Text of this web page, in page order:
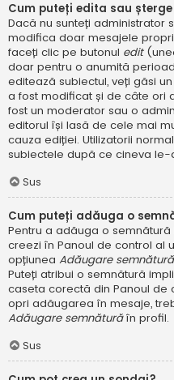
Cum puteți edita sau
Dacă nu sunteți administrator
modifica doar mesajele
faceți clic pe butonul edit
doar pentru o anumită
editează subiectul, veți găsi
a fost modificat și de câte ori
fost un moderator sau o
editorul își lasă de cele mai
cauza ediției. Utilizatorii
subiectele după ce cineva le-
Sus
Cum puteți adăuga o
Pentru a adăuga o
creezi în Panoul de control al
opțiunea Adăugare semnătură
Puteți atribui o semnătură
caseta corectă din Panoul de
opri adăugarea în mesaje,
Adăugare semnăturăîn profil.
Sus